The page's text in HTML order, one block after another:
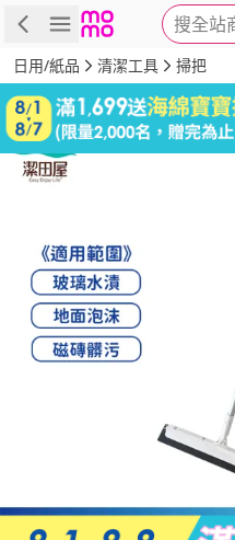
搜全站
商品 評價
日用/紙品 清潔工具 掃把